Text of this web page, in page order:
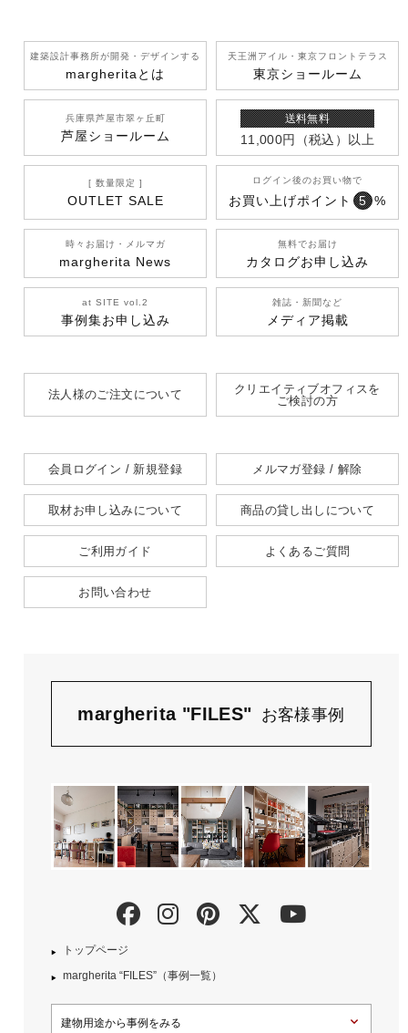
建築設計事務所が開発 ・デザインする
margherita とは
天王洲アイル ・東京フロントテラス
東京ショールーム
兵庫県芦屋市翠ヶ丘町
芦屋ショールーム
送料無料
11,000円 （税込） 以上
[ 数量限定 ]
OUTLET SALE
ログイン後のお買い物で
お買い上げポイント 5 %
時々お届け・メルマガ
margherita News
無料でお届け
カタログお申し込み
at SITE vol.2
事例集お申し込み
雑誌・新聞など
メディア掲載
法人様のご注文について
クリエイティブオフィスを
ご検討の方
会員ログイン / 新規登録 メルマガ登録 / 解除
取材お申し込みについて 商品の貸し出しについて
ご利用ガイド よくあるご質問
お問い合わせ
margherita "FILES" お客様事例
トップページ
margherita “FILES”（事例一覧）
建物用途から事例をみる